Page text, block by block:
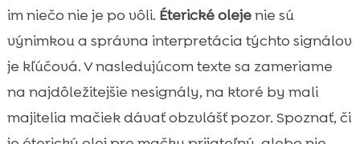
im niečo nie je po vôli. Éterické olejenie sú
výnimkou a správna interpretácia týchto signálov
je kľúčová. V nasledujúcom texte sa zameriame
na najdôležitejšie nesignály, na ktoré by mali
majitelia mačiek dávať obzvlášť pozor. Spoznať, či